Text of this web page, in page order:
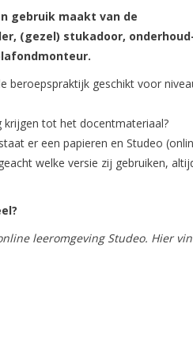
gebruik maakt van de
(gezel) stukadoor,
beroepspraktijk geschikt voor
tot het docentmateriaal?
er een papieren en Studeo
welke versie zij gebruiken,
leeromgeving Studeo. Hier